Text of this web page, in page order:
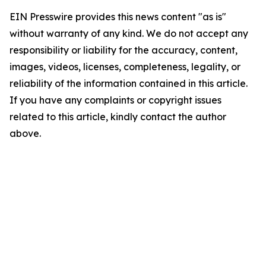
EIN Presswire provides this news content "as is"
without warranty of any kind. We do not accept any
responsibility or liability for the accuracy, content,
images, videos, licenses, completeness, legality, or
reliability of the information contained in this article.
If you have any complaints or copyright issues
related to this article, kindly contact the author
above.